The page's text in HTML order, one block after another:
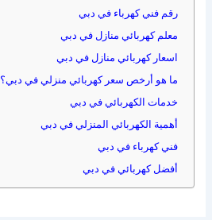
رقم فني كهرباء في دبي
معلم كهربائي منازل في دبي
اسعار كهربائي منازل في دبي
ما هو أرخص سعر كهربائي منزلي في دبي؟
خدمات الكهربائي في دبي
أهمية الكهربائي المنزلي في دبي
فني كهرباء في دبي
أفضل كهربائي في دبي